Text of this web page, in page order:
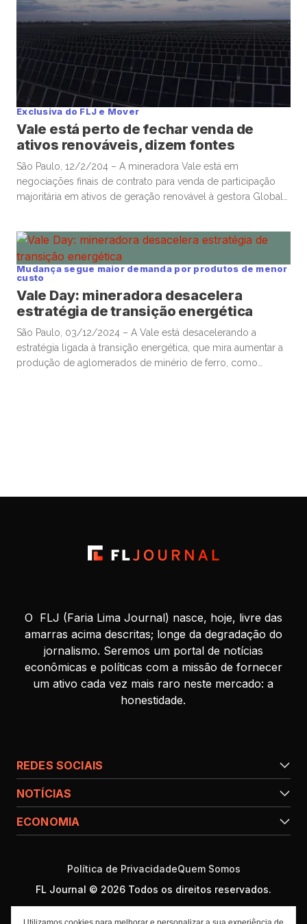
Exclusiva do FLJ e Mover
Vale está perto de fechar venda de
ativos renováveis, dizem fontes
São Paulo, 12/2/204 – A mineradora Vale está em
negociações finais de contrato para venda de participação
majoritária em ativos de geração renovável à gestora Global
e à Mover, unidade de notícias da TC Investimentos. A
transação da Vale, que envolveria os […]
Mudança segue maior demanda por produtos de menor
custo
Vale Day: mineradora desacelera
estratégia de transição energética
São Paulo, 03/12/2024 – A Vale está desacelerando a
estratégia ligada à transição energética, que mira aumentar a
produção de aglomerados de minério de ferro, como
O FLJ (Faria Lima Journal) nasce, hoje, livre das
amarras acima descritas; longe da degradação do
jornalismo. Seremos um portal de notícias
econômicas e políticas com a missão de fornecer
um ativo cada vez mais raro neste mercado: a
honestidade.
REDES SOCIAIS
NOTÍCIAS
ECONOMIA
FL Journal © 2026 Todos os direitos reservados.
Política de PrivacidadeQuem Somos